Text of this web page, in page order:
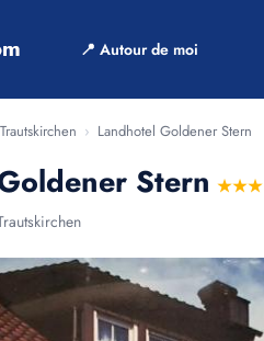
📍 Autour de moi
Trautskirchen › Landhotel Goldener Stern
Stern ★★★